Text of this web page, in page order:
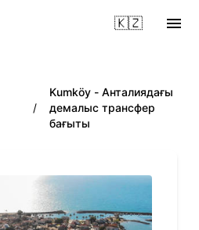
🇰🇿
/
Kumköy - Анталиядағы
демалыс трансфер
бағыты